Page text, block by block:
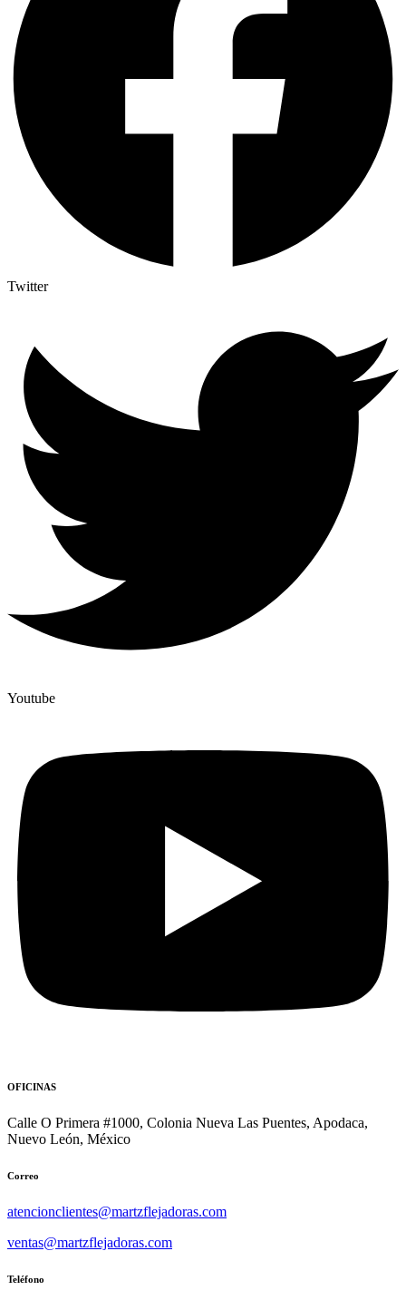
Twitter
Youtube
OFICINAS
Calle O Primera #1000, Colonia Nueva Las Puentes, Apodaca,
Nuevo León, México
Correo
atencionclientes@martzflejadoras.com
ventas@martzflejadoras.com
Teléfono